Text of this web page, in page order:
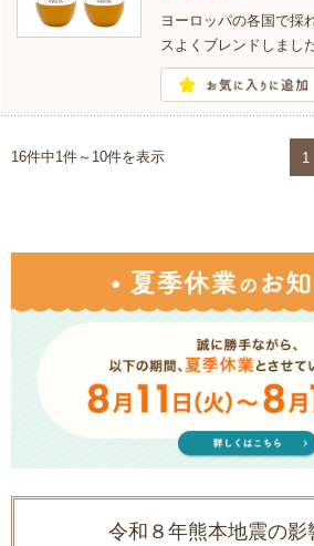
ヨーロッパの各国で採
スよくブレンドしました
16件中1件～10件を表示 1
令和８年熊本地震の影